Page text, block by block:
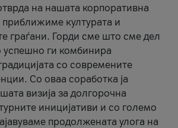
на нашата корпоративна
приближиме културата и
граѓани. Горди сме што сме дел
ги комбинира
со современите
Со оваа соработка ја
визија за долгорочна
иницијативи и со големо
продолжената улога на